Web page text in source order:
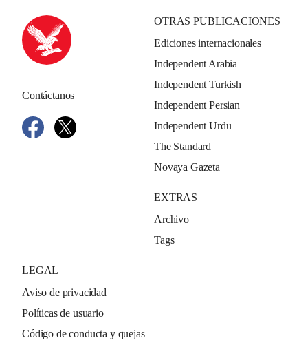
Contáctanos
OTRAS PUBLICACIONES
Ediciones internacionales
Independent Arabia
Independent Turkish
Independent Persian
Independent Urdu
The Standard
Novaya Gazeta
EXTRAS
Archivo
Tags
LEGAL
Aviso de privacidad
Políticas de usuario
Código de conducta y quejas